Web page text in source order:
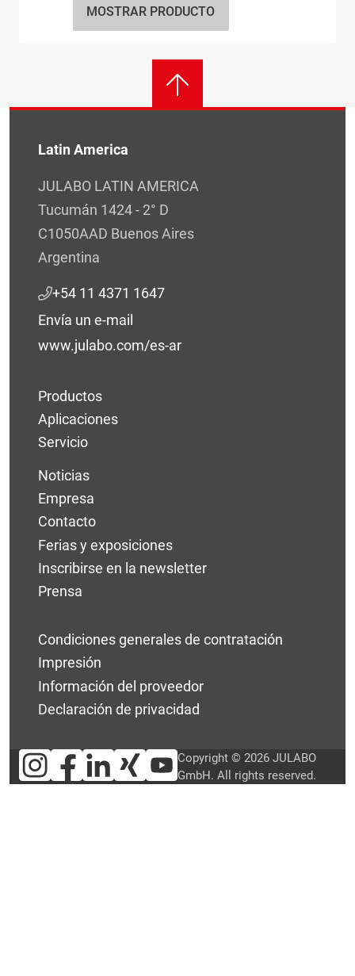
MOSTRAR PRODUCTO
Latin America
JULABO LATIN AMERICA
Tucumán 1424 - 2° D
C1050AAD Buenos Aires
Argentina
+54 11 4371 1647
Envía un e-mail
www.julabo.com/es-ar
Productos
Aplicaciones
Servicio
Noticias
Empresa
Contacto
Ferias y exposiciones
Inscribirse en la newsletter
Prensa
Condiciones generales de contratación
Impresión
Información del proveedor
Declaración de privacidad
Copyright © 2026 JULABO
GmbH. All rights reserved.